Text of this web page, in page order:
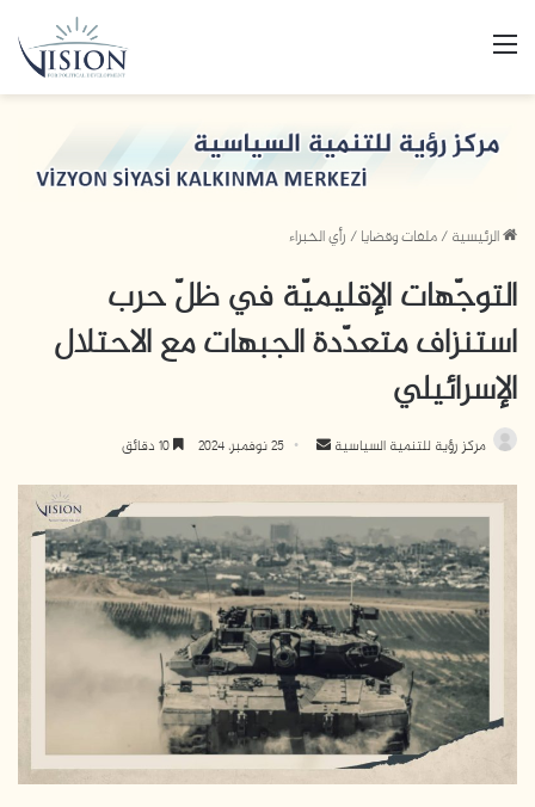
القائمة
الرئيسية/ملفات وقضايا/ رأي الخبراء
التوجّهات الإقليميّة في ظلّ حرب
استنزاف متعدّدة الجبهات مع الاحتلال
الإسرائيلي
مركز رؤية للتنمية السياسية
أرسل
إلكترونيا
25 نوفمبر، 2024